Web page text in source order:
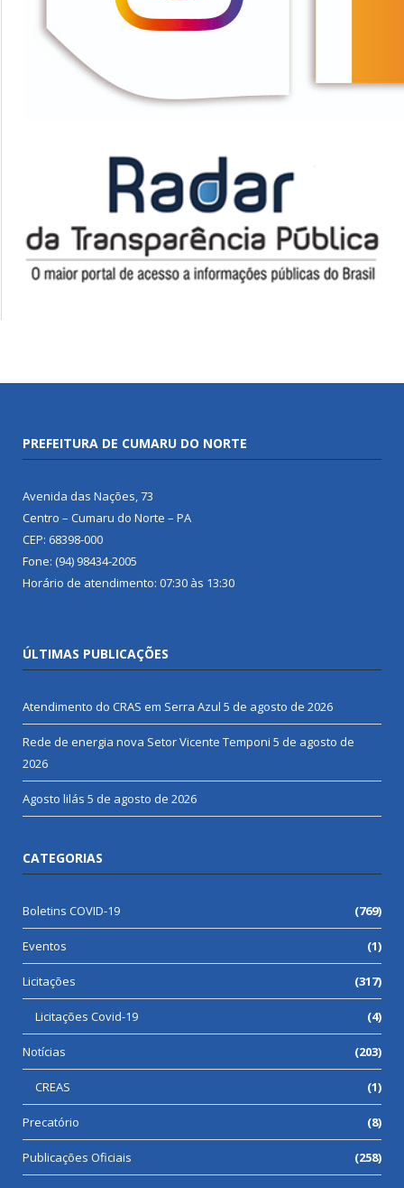
PREFEITURA DE CUMARU DO NORTE
Avenida das Nações, 73
Centro – Cumaru do Norte – PA
CEP: 68398-000
Fone: (94) 98434-2005
Horário de atendimento: 07:30 às 13:30
ÚLTIMAS PUBLICAÇÕES
Atendimento do CRAS em Serra Azul 5 de agosto de 2026
Rede de energia nova Setor Vicente Temponi 5 de agosto de
2026
Agosto lilás 5 de agosto de 2026
CATEGORIAS
Boletins COVID-19 (769)
Eventos (1)
Licitações (317)
Licitações Covid-19 (4)
Notícias (203)
CREAS (1)
Precatório (8)
Publicações Oficiais (258)